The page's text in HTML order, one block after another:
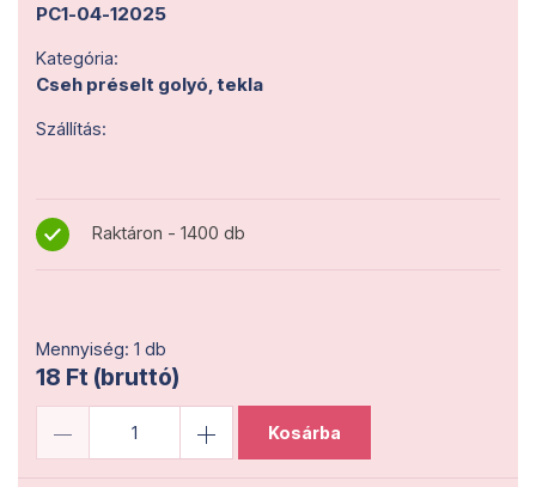
PC1-04-12025
Kategória:
Cseh préselt golyó, tekla
Szállítás:
Raktáron - 1400 db
Mennyiség: 1 db
18 Ft (bruttó)
Kosárba